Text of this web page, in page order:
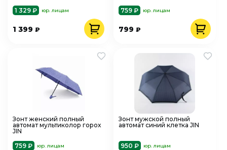
1 329 ₽
юр. лицам
1 399 ₽
759 ₽
юр. лицам
799₽
Зонт женский полный
автомат мультиколор горох
JIN
759 ₽
юр. лицам
Зонт мужской полный
автомат синий клетка JIN
950 ₽ юр. лицам